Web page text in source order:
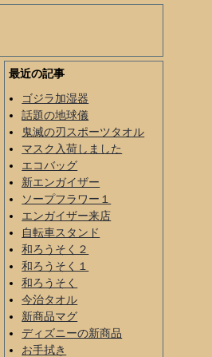
最近の記事
ゴジラ加湿器
話題の地球儀
鬼滅の刃スポーツタオル
マスク入荷しました
エコバッグ
新エンガイザー
ソープフラワー１
エンガイザー来店
自転車スタンド
和ろうそく２
和ろうそく１
和ろうそく
今治タオル
新商品マグ
ディズニーの新商品
お手拭き